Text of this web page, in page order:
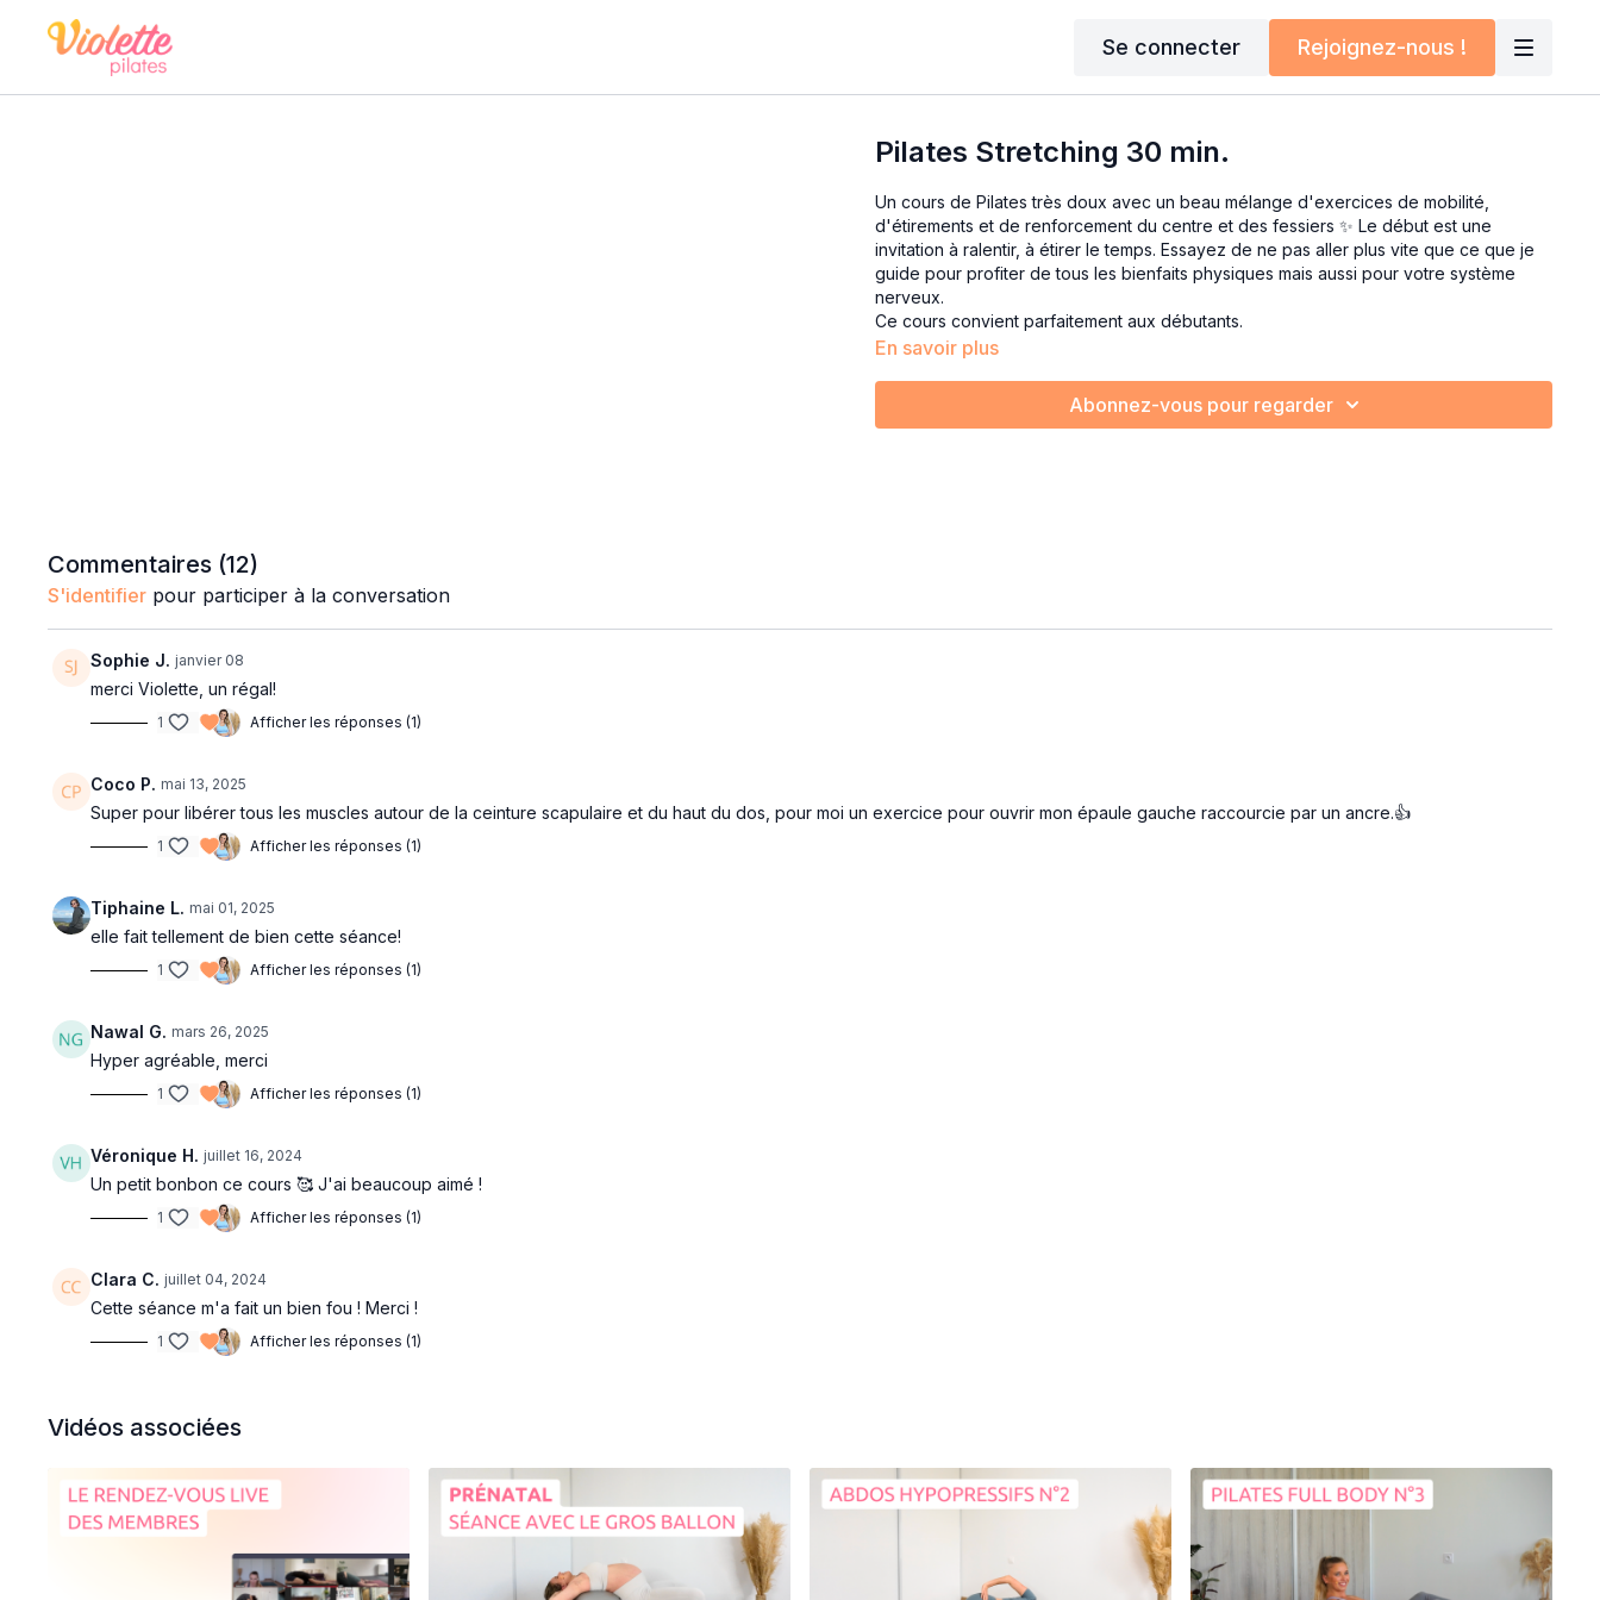
Se connecter Rejoignez-nous !
Pilates Stretching 30 min.
Un cours de Pilates très doux avec un beau mélange d'exercices de mobilité,
d'étirements et de renforcement du centre et des fessiers ✨ Le début est une
invitation à ralentir, à étirer le temps. Essayez de ne pas aller plus vite que ce que je
guide pour profiter de tous les bienfaits physiques mais aussi pour votre système
nerveux.
Ce cours convient parfaitement aux débutants.
En savoir plus
Abonnez-vous pour regarder
Commentaires (12)
S'identifier pour participer à la conversation
Sophie J. janvier 08
merci Violette, un régal!
1 Afficher les réponses (1)
Coco P. mai 13, 2025
Super pour libérer tous les muscles autour de la ceinture scapulaire et du haut du dos, pour moi un exercice pour ouvrir mon épaule gauche raccourcie par un ancre.👍
1 Afficher les réponses (1)
Tiphaine L. mai 01, 2025
elle fait tellement de bien cette séance!
1 Afficher les réponses (1)
Nawal G. mars 26, 2025
Hyper agréable, merci
1 Afficher les réponses (1)
Véronique H. juillet 16, 2024
Un petit bonbon ce cours 🥰 J'ai beaucoup aimé !
1 Afficher les réponses (1)
Clara C. juillet 04, 2024
Cette séance m'a fait un bien fou ! Merci !
1 Afficher les réponses (1)
Vidéos associées